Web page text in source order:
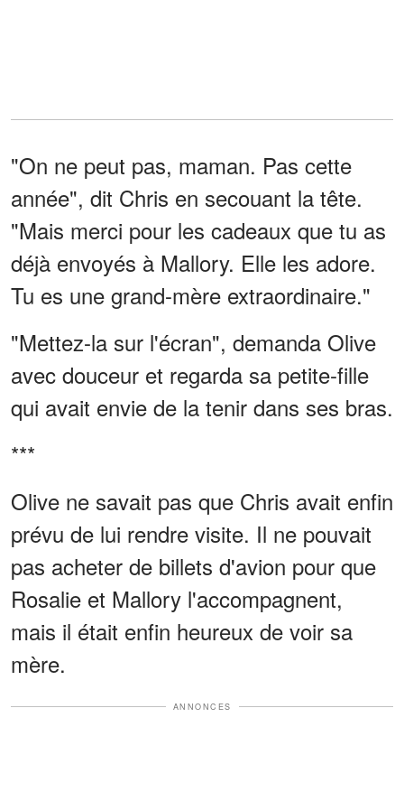
"On ne peut pas, maman. Pas cette
année", dit Chris en secouant la tête.
"Mais merci pour les cadeaux que tu as
déjà envoyés à Mallory. Elle les adore.
Tu es une grand-mère extraordinaire."
"Mettez-la sur l'écran", demanda Olive
avec douceur et regarda sa petite-fille
qui avait envie de la tenir dans ses bras.
***
Olive ne savait pas que Chris avait enfin
prévu de lui rendre visite. Il ne pouvait
pas acheter de billets d'avion pour que
Rosalie et Mallory l'accompagnent,
mais il était enfin heureux de voir sa
mère.
ANNONCES